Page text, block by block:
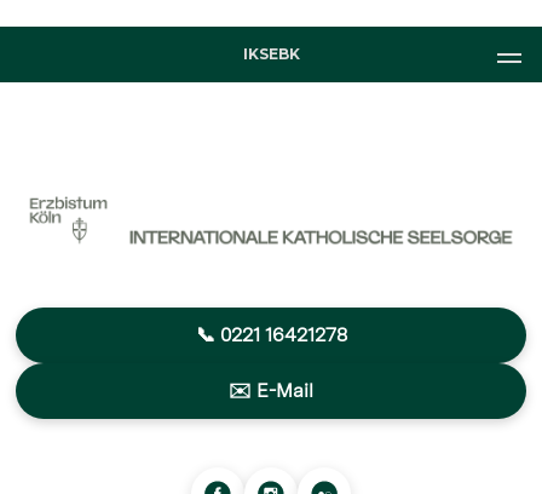
IKSEBK
📞 0221 16421278
✉️ E-Mail